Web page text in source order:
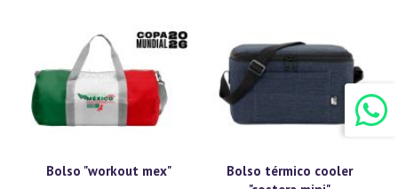
Bolso "workout mex"
Bolso térmico cooler